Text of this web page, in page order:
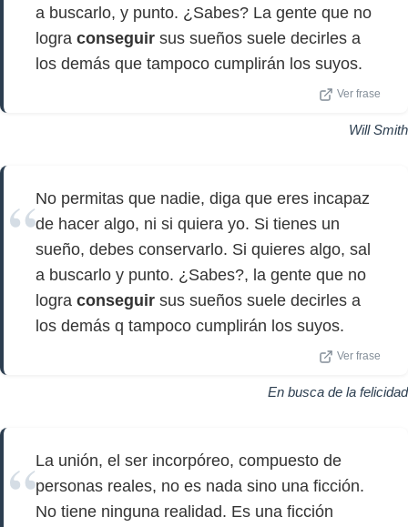
a buscarlo, y punto. ¿Sabes? La gente que no
logra conseguir sus sueños suele decirles a
los demás que tampoco cumplirán los suyos.
Ver frase
Will Smith
No permitas que nadie, diga que eres incapaz
de hacer algo, ni si quiera yo. Si tienes un
sueño, debes conservarlo. Si quieres algo, sal
a buscarlo y punto. ¿Sabes?, la gente que no
logra conseguir sus sueños suele decirles a
los demás q tampoco cumplirán los suyos.
Ver frase
En busca de la felicidad
La unión, el ser incorpóreo, compuesto de
personas reales, no es nada sino una ficción.
No tiene ninguna realidad. Es una ficción